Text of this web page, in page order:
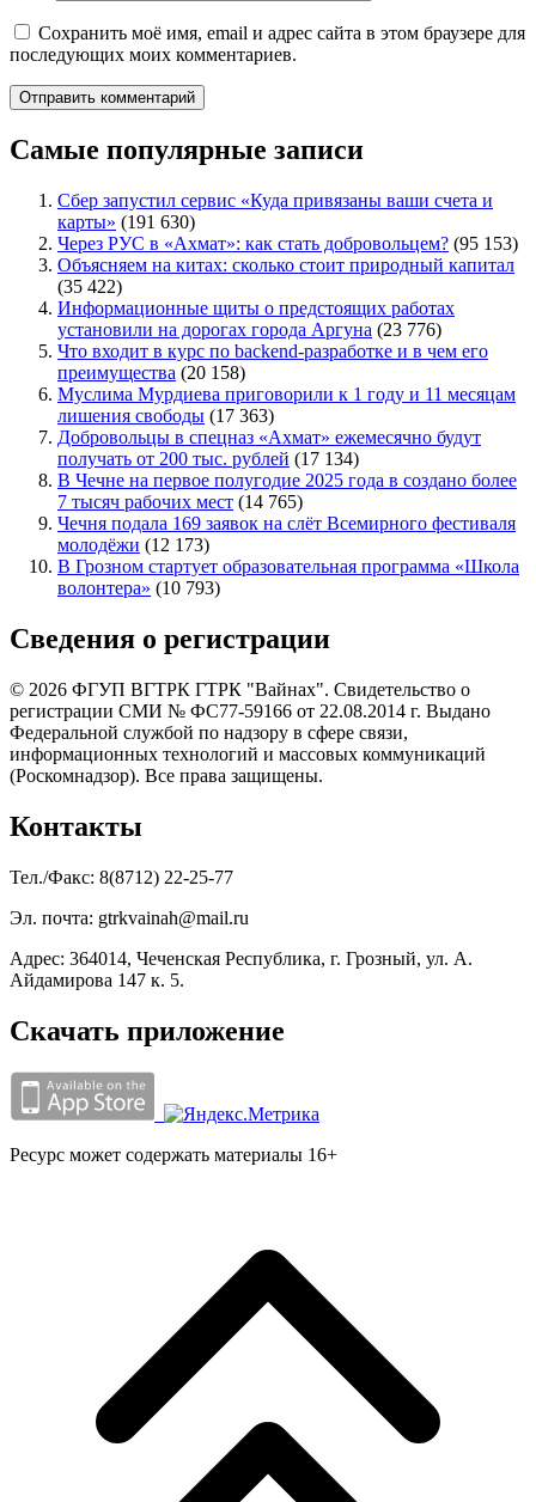
Сохранить моё имя, email и адрес сайта в этом браузере для
последующих моих комментариев.
Самые популярные записи
Сбер запустил сервис «Куда привязаны ваши счета и
карты» (191 630)
Через РУС в «Ахмат»: как стать добровольцем? (95 153)
Объясняем на китах: сколько стоит природный капитал
(35 422)
Информационные щиты о предстоящих работах
установили на дорогах города Аргуна (23 776)
Что входит в курс по backend-разработке и в чем его
преимущества (20 158)
Муслима Мурдиева приговорили к 1 году и 11 месяцам
лишения свободы (17 363)
Добровольцы в спецназ «Ахмат» ежемесячно будут
получать от 200 тыс. рублей (17 134)
В Чечне на первое полугодие 2025 года в создано более
7 тысяч рабочих мест (14 765)
Чечня подала 169 заявок на слёт Всемирного фестиваля
молодёжи (12 173)
В Грозном стартует образовательная программа «Школа
волонтера» (10 793)
Сведения о регистрации
© 2026 ФГУП ВГТРК ГТРК "Вайнах". Свидетельство о
регистрации СМИ № ФС77-59166 от 22.08.2014 г. Выдано
Федеральной службой по надзору в сфере связи,
информационных технологий и массовых коммуникаций
(Роскомнадзор). Все права защищены.
Контакты
Тел./Факс: 8(8712) 22-25-77
Эл. почта: gtrkvainah@mail.ru
Адрес: 364014, Чеченская Республика, г. Грозный, ул. А.
Айдамирова 147 к. 5.
Скачать приложение
Ресурс может содержать материалы 16+